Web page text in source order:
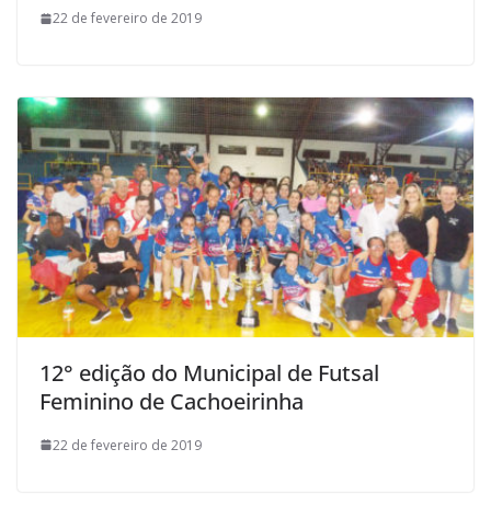
22 de fevereiro de 2019
12° edição do Municipal de Futsal
Feminino de Cachoeirinha
22 de fevereiro de 2019